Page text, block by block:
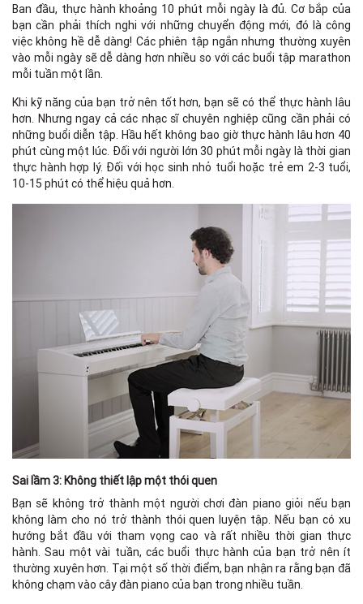
Ban đầu, thực hành khoảng 10 phút mỗi ngày là đủ. Cơ bắp của
bạn cần phải thích nghi với những chuyển động mới, đó là công
việc không hề dễ dàng! Các phiên tập ngắn nhưng thường xuyên
vào mỗi ngày sẽ dễ dàng hơn nhiều so với các buổi tập marathon
mỗi tuần một lần.
Khi kỹ năng của bạn trở nên tốt hơn, bạn sẽ có thể thực hành lâu
hơn. Nhưng ngay cả các nhạc sĩ chuyên nghiệp cũng cần phải có
những buổi diễn tập. Hầu hết không bao giờ thực hành lâu hơn 40
phút cùng một lúc. Đối với người lớn 30 phút mỗi ngày là thời gian
thực hành hợp lý. Đối với học sinh nhỏ tuổi hoặc trẻ em 2-3 tuổi,
10-15 phút có thể hiệu quả hơn.
Sai lầm 3: Không thiết lập một thói quen
Bạn sẽ không trở thành một người chơi đàn piano giỏi nếu bạn
không làm cho nó trở thành thói quen luyện tập. Nếu bạn có xu
hướng bắt đầu với tham vọng cao và rất nhiều thời gian thực
hành. Sau một vài tuần, các buổi thực hành của bạn trở nên ít
thường xuyên hơn. Tại một số thời điểm, bạn nhận ra rằng bạn đã
không chạm vào cây đàn piano của bạn trong nhiều tuần.